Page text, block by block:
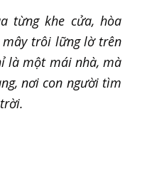
từng khe cửa, hòa
mây trôi lững lờ trên
là một mái nhà, mà
nơi con người tìm